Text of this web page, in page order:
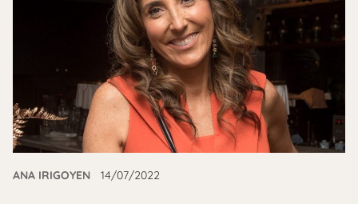
ANA IRIGOYEN 14/07/2022